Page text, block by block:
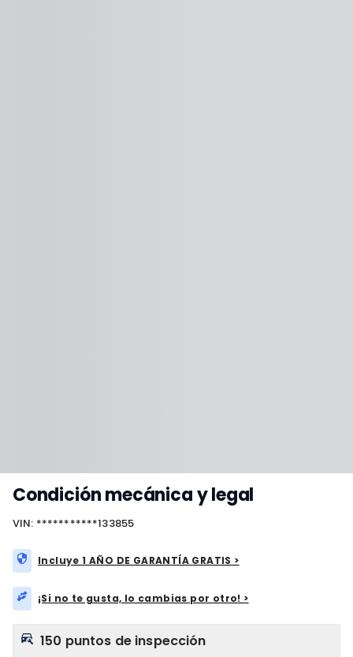
Condición mecánica y legal
VIN: ***********133855
Incluye 1 AÑO DE GARANTÍA GRATIS >
¡Si no te gusta, lo cambias por otro! >
150 puntos de inspección